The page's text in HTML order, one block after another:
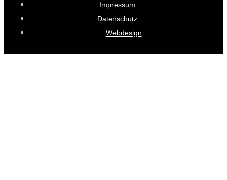
Impressum
Datenschutz
Webdesign